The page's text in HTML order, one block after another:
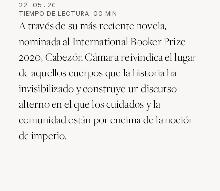
22 . 05 . 20
TIEMPO DE LECTURA: 00 MIN
A través de su más reciente novela,
nominada al International Booker Prize
2020, Cabezón Cámara reivindica el lugar
de aquellos cuerpos que la historia ha
invisibilizado y construye un discurso
alterno en el que los cuidados y la
comunidad están por encima de la noción
de imperio.